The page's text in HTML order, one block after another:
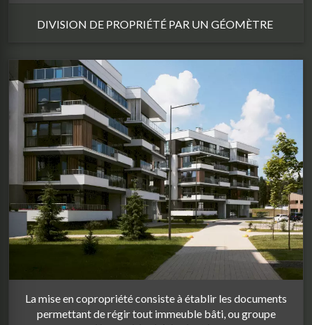
DIVISION DE PROPRIÉTÉ PAR UN GÉOMÈTRE
La mise en copropriété consiste à établir les documents
permettant de régir tout immeuble bâti, ou groupe